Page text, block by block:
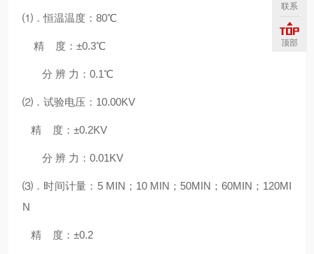
⑴．恒温温度：80℃
精 度：±0.3℃
分 辨 力：0.1℃
⑵．试验电压：10.00KV
精 度：±0.2KV
分 辨 力：0.01KV
⑶．时间计量：5 MIN；10 MIN；50MIN；60MIN；120MI
N
精 度：±0.2
联系
顶部